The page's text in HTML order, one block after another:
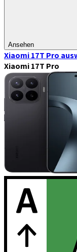
Ansehen
Xiaomi 17T Pro
Xiaomi 17T Pro